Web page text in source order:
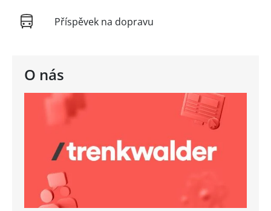
O nás
Příspěvek na dopravu